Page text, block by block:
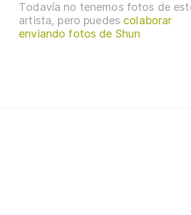
Todavía no tenemos fotos de
artista, pero puedes colaborar
enviando fotos de Shun